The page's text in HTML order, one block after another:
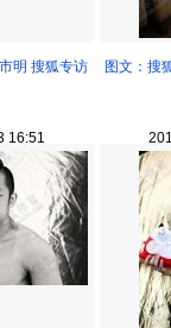
明 搜狐专访
16:51
图文：搜